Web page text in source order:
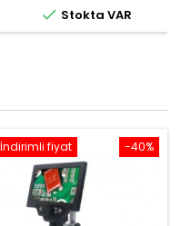
 Stokta VAR
-40%
İndirimli fiyat